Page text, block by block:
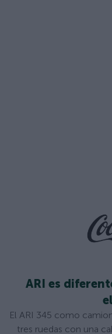
ARI es
El ARI 345 como
tres ruedas con una